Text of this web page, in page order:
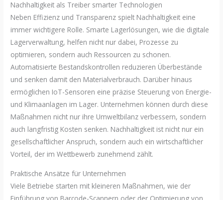
Nachhaltigkeit als Treiber smarter Technologien
Neben Effizienz und Transparenz spielt Nachhaltigkeit eine
immer wichtigere Rolle. Smarte Lagerlösungen, wie die digitale
Lagerverwaltung, helfen nicht nur dabei, Prozesse zu
optimieren, sondern auch Ressourcen zu schonen.
Automatisierte Bestandskontrollen reduzieren Überbestände
und senken damit den Materialverbrauch. Darüber hinaus
ermöglichen IoT-Sensoren eine präzise Steuerung von Energie-
und Klimaanlagen im Lager. Unternehmen können durch diese
Maßnahmen nicht nur ihre Umweltbilanz verbessern, sondern
auch langfristig Kosten senken. Nachhaltigkeit ist nicht nur ein
gesellschaftlicher Anspruch, sondern auch ein wirtschaftlicher
Vorteil, der im Wettbewerb zunehmend zählt.
Praktische Ansätze für Unternehmen
Viele Betriebe starten mit kleineren Maßnahmen, wie der
Einführung von Barcode-Scannern oder der Optimierung von